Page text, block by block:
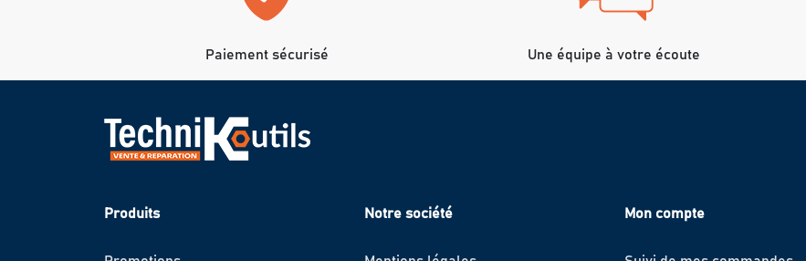
Paiement sécurisé Une équipe à votre écoute
Produits Notre société Mon compte